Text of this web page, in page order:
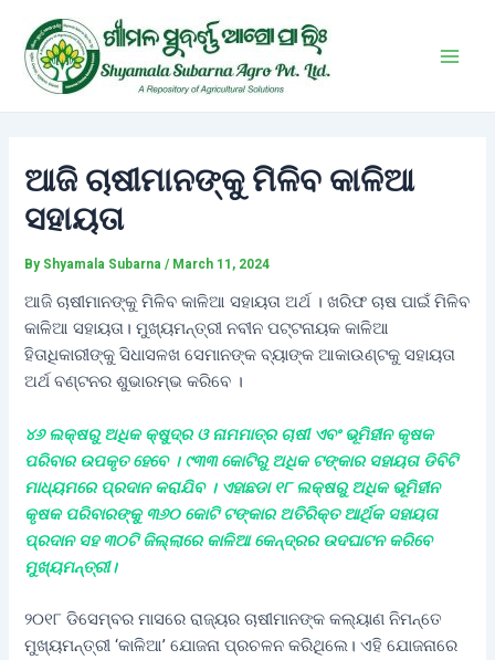
content
ଆଜି ଚାଷୀମାନଙ୍କୁ ମିଳିବ କାଳିଆ
ସହାୟତା
By Shyamala Subarna/ March 11, 2024
ଆଜି ଚାଷୀମାନଙ୍କୁ ମିଳିବ କାଳିଆ ସହାୟତା ଅର୍ଥ । ଖରିଫ ଚାଷ ପାଇଁ ମିଳିବ
କାଳିଆ ସହାୟତା। ମୁଖ୍ୟମନ୍ତ୍ରୀ ନବୀନ ପଟ୍ଟନାୟକ କାଳିଆ
ହିତାଧିକାରୀଙ୍କୁ ସିଧାସଳଖ ସେମାନଙ୍କ ବ୍ୟାଙ୍କ ଆକାଉଣ୍ଟକୁ ସହାୟତା
ଅର୍ଥ ବଣ୍ଟନର ଶୁଭାରମ୍ଭ କରିବେ ।
୪୬ ଲକ୍ଷରୁ ଅଧିକ କ୍ଷୁଦ୍ର ଓ ନାମମାତ୍ର ଚାଷୀ ଏବଂ ଭୂମିହୀନ କୃଷକ
ପରିବାର ଉପକୃତ ହେବେ । ୯୩୩ କୋଟିରୁ ଅଧିକ ଟଙ୍କାର ସହାୟତା ଡିବିଟି
ମାଧ୍ୟମରେ ପ୍ରଦାନ କରାଯିବ । ଏହାଛଡା ୧୮ ଲକ୍ଷରୁ ଅଧିକ ଭୂମିହୀନ
କୃଷକ ପରିବାରଙ୍କୁ ୩୬୦ କୋଟି ଟଙ୍କାର ଅତିରିକ୍ତ ଆର୍ଥିକ ସହାୟତା
ପ୍ରଦାନ ସହ ୩୦ଟି ଜିଲ୍ଲାରେ କାଳିଆ କେନ୍ଦ୍ରର ଉଦଘାଟନ କରିବେ
ମୁଖ୍ୟମନ୍ତ୍ରୀ।
୨୦୧୮ ଡିସେମ୍ବର ମାସରେ ରାଜ୍ୟର ଚାଷୀମାନଙ୍କ କଲ୍ୟାଣ ନିମନ୍ତେ
ମୁଖ୍ୟମନ୍ତ୍ରୀ ‘କାଳିଆ’ ଯୋଜନା ପ୍ରଚଳନ କରିଥିଲେ। ଏହି ଯୋଜନାରେ
navigation